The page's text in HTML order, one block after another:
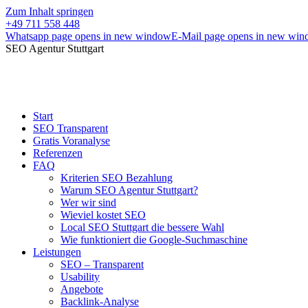
Zum Inhalt springen
+49 711 558 448
Whatsapp page opens in new windowE-Mail page opens in new
SEO Agentur Stuttgart
Start
SEO Transparent
Gratis Voranalyse
Referenzen
FAQ
Kriterien SEO Bezahlung
Warum SEO Agentur Stuttgart?
Wer wir sind
Wieviel kostet SEO
Local SEO Stuttgart die bessere Wahl
Wie funktioniert die Google-Suchmaschine
Leistungen
SEO – Transparent
Usability
Angebote
Backlink-Analyse